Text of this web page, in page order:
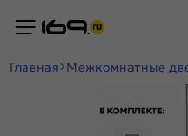
Главная Межкомнатные